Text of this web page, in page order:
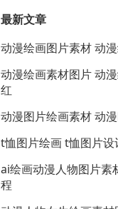
最新文章
动漫绘画图片素材 动
动漫绘画素材图片 动
红
动漫图片绘画素材 动
t恤图片绘画 t恤图片设
ai绘画动漫人物图片素
程